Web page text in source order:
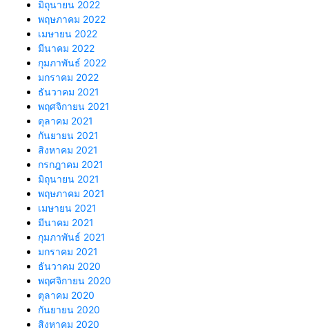
มิถุนายน 2022
พฤษภาคม 2022
เมษายน 2022
มีนาคม 2022
กุมภาพันธ์ 2022
มกราคม 2022
ธันวาคม 2021
พฤศจิกายน 2021
ตุลาคม 2021
กันยายน 2021
สิงหาคม 2021
กรกฎาคม 2021
มิถุนายน 2021
พฤษภาคม 2021
เมษายน 2021
มีนาคม 2021
กุมภาพันธ์ 2021
มกราคม 2021
ธันวาคม 2020
พฤศจิกายน 2020
ตุลาคม 2020
กันยายน 2020
สิงหาคม 2020